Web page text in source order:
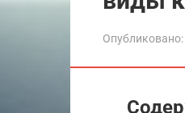
Опубликовано: